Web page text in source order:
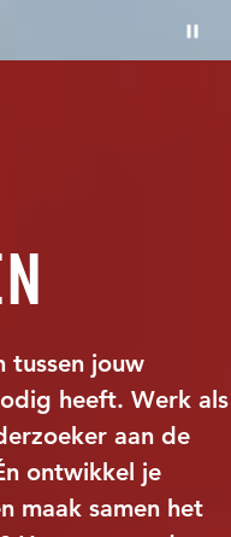
tussen jouw
heeft. Werk als
aan de
ontwikkel je
maak samen het